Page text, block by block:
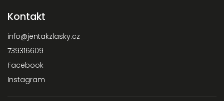
Kontakt
info@jentakzlasky.cz
739316609
Facebook
Instagram